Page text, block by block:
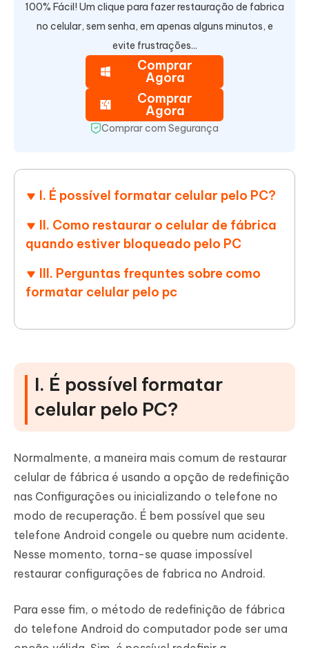
100% Fácil! Um clique para fazer restauração de fabrica
no celular, sem senha, em apenas alguns minutos, e
evite frustrações...
Comprar
Agora
Comprar
Agora
Comprar com Segurança
I. É possível formatar celular pelo PC?
II. Como restaurar o celular de fábrica
quando estiver bloqueado pelo PC
III. Perguntas frequntes sobre como
formatar celular pelo pc
I. É possível formatar
celular pelo PC?
Normalmente, a maneira mais comum de restaurar
celular de fábrica é usando a opção de redefinição
nas Configurações ou inicializando o telefone no
modo de recuperação. É bem possível que seu
telefone Android congele ou quebre num acidente.
Nesse momento, torna-se quase impossível
restaurar configurações de fabrica no Android.
Para esse fim, o método de redefinição de fábrica
do telefone Android do computador pode ser uma